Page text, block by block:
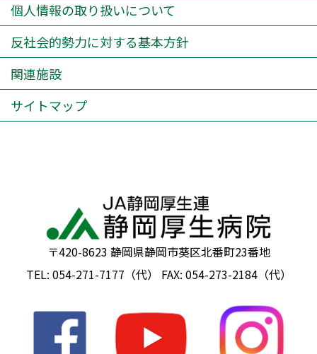
個人情報の取り扱いについて
反社会的勢力に対する基本方針
関連施設
サイトマップ
〒420-8623 静岡県静岡市葵区北番町23番地
TEL: 054-271-7177（代） FAX: 054-273-2184（代）